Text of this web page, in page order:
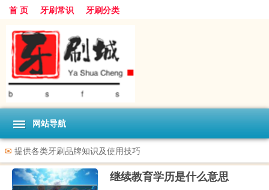
首 页 牙刷常识 牙刷分类
网站导航
✉ 提供各类牙刷品牌知识及使用技巧
继续教育学历是什么意思